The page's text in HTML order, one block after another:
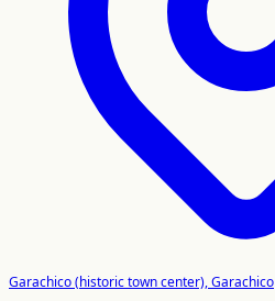
Garachico (historic town center), Garachico